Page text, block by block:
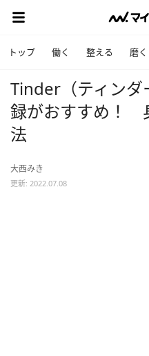
トップ 働く 整える 磨く
Tinder（ティンダ
録がおすすめ！
法
大西みき
更新: 2022.07.08